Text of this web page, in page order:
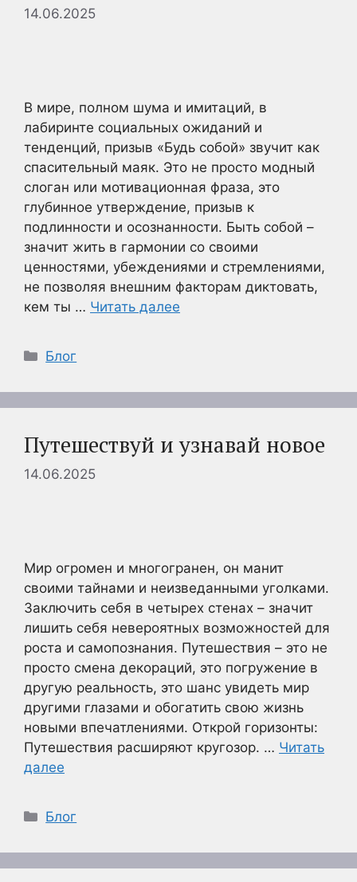
14.06.2025
В мире, полном шума и имитаций, в
лабиринте социальных ожиданий и
тенденций, призыв «Будь собой» звучит как
спасительный маяк. Это не просто модный
слоган или мотивационная фраза, это
глубинное утверждение, призыв к
подлинности и осознанности. Быть собой –
значит жить в гармонии со своими
ценностями, убеждениями и стремлениями,
не позволяя внешним факторам диктовать,
кем ты … Читать далее
Рубрики
Блог
Путешествуй и узнавай новое
14.06.2025
Мир огромен и многогранен, он манит
своими тайнами и неизведанными уголками.
Заключить себя в четырех стенах – значит
лишить себя невероятных возможностей для
роста и самопознания. Путешествия – это не
просто смена декораций, это погружение в
другую реальность, это шанс увидеть мир
другими глазами и обогатить свою жизнь
новыми впечатлениями. Открой горизонты:
Путешествия расширяют кругозор. … Читать
далее
Рубрики
Блог